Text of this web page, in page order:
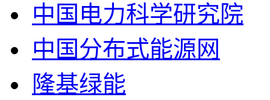
中国电力科学研究院
中国分布式能源网
隆基绿能